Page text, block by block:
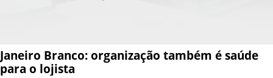
Janeiro Branco: organização também é saúde
para o lojista